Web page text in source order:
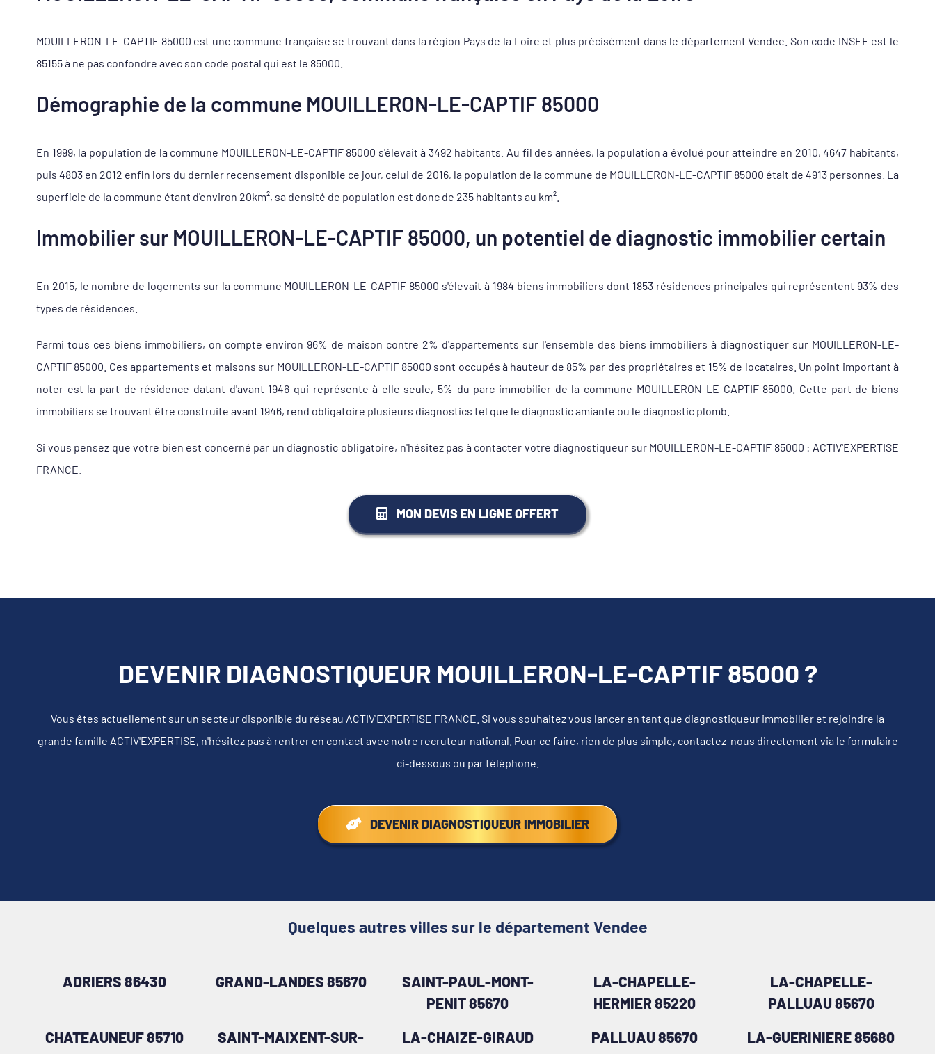
MOUILLERON-LE-CAPTIF 85000 est une commune française se trouvant dans la région Pays de la Loire et plus précisément dans le département Vendee. Son code INSEE est le
85155 à ne pas confondre avec son code postal qui est le 85000.
Démographie de la commune MOUILLERON-LE-CAPTIF 85000
En 1999, la population de la commune MOUILLERON-LE-CAPTIF 85000 s'élevait à 3492 habitants. Au fil des années, la population a évolué pour atteindre en 2010, 4647 habitants,
puis 4803 en 2012 enfin lors du dernier recensement disponible ce jour, celui de 2016, la population de la commune de MOUILLERON-LE-CAPTIF 85000 était de 4913 personnes. La
superficie de la commune étant d'environ 20km², sa densité de population est donc de 235 habitants au km².
Immobilier sur MOUILLERON-LE-CAPTIF 85000, un potentiel de diagnostic immobilier certain
En 2015, le nombre de logements sur la commune MOUILLERON-LE-CAPTIF 85000 s'élevait à 1984 biens immobiliers dont 1853 résidences principales qui représentent 93% des
types de résidences.
Parmi tous ces biens immobiliers, on compte environ 96% de maison contre 2% d'appartements sur l'ensemble des biens immobiliers à diagnostiquer sur MOUILLERON-LE-
CAPTIF 85000. Ces appartements et maisons sur MOUILLERON-LE-CAPTIF 85000 sont occupés à hauteur de 85% par des propriétaires et 15% de locataires. Un point important à
noter est la part de résidence datant d'avant 1946 qui représente à elle seule, 5% du parc immobilier de la commune MOUILLERON-LE-CAPTIF 85000. Cette part de biens
immobiliers se trouvant être construite avant 1946, rend obligatoire plusieurs diagnostics tel que le diagnostic amiante ou le diagnostic plomb.
Si vous pensez que votre bien est concerné par un diagnostic obligatoire, n'hésitez pas à contacter votre diagnostiqueur sur MOUILLERON-LE-CAPTIF 85000 : ACTIV'EXPERTISE
FRANCE.
MON DEVIS EN LIGNE OFFERT
DEVENIR DIAGNOSTIQUEUR MOUILLERON-LE-CAPTIF 85000 ?
Vous êtes actuellement sur un secteur disponible du réseau ACTIV'EXPERTISE FRANCE. Si vous souhaitez vous lancer en tant que diagnostiqueur immobilier et rejoindre la
grande famille ACTIV'EXPERTISE, n'hésitez pas à rentrer en contact avec notre recruteur national. Pour ce faire, rien de plus simple, contactez-nous directement via le formulaire
ci-dessous ou par téléphone.
DEVENIR DIAGNOSTIQUEUR IMMOBILIER
Quelques autres villes sur le département Vendee
ADRIERS 86430 GRAND-LANDES 85670
SAINT-PAUL-MONT-
PENIT 85670
LA-CHAPELLE-
HERMIER 85220
LA-CHAPELLE-
PALLUAU 85670
CHATEAUNEUF 85710
SAINT-MAIXENT-SUR-
LA-CHAIZE-GIRAUD
PALLUAU 85670 LA-GUERINIERE 85680